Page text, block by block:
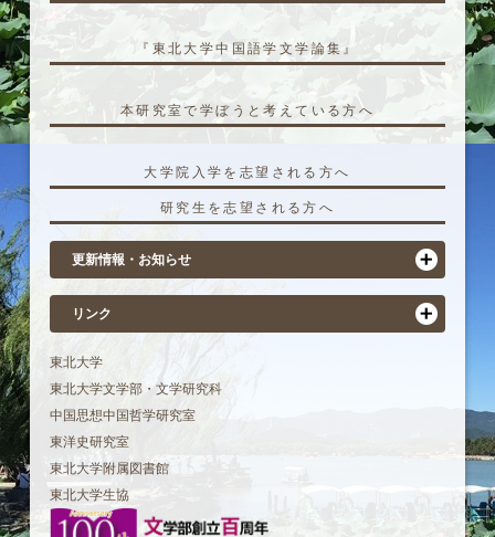
『東北大学中国語学文学論集』
本研究室で学ぼうと考えている方へ
大学院入学を志望される方へ
研究生を志望される方へ
更新情報・お知らせ
リンク
東北大学
東北大学文学部・文学研究科
中国思想中国哲学研究室
東洋史研究室
東北大学附属図書館
東北大学生協